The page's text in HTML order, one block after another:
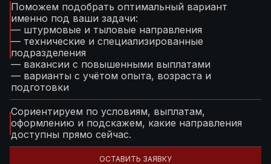
Поможем подобрать оптимальный вариант
именно под ваши задачи:
— штурмовые и тыловые направления
— технические и специализированные
подразделения
— вакансии с повышенными выплатами
— варианты с учётом опыта, возраста и
подготовки
Сориентируем по условиям, выплатам,
оформлению и подскажем, какие направления
доступны прямо сейчас.
ОСТАВИТЬ ЗАЯВКУ